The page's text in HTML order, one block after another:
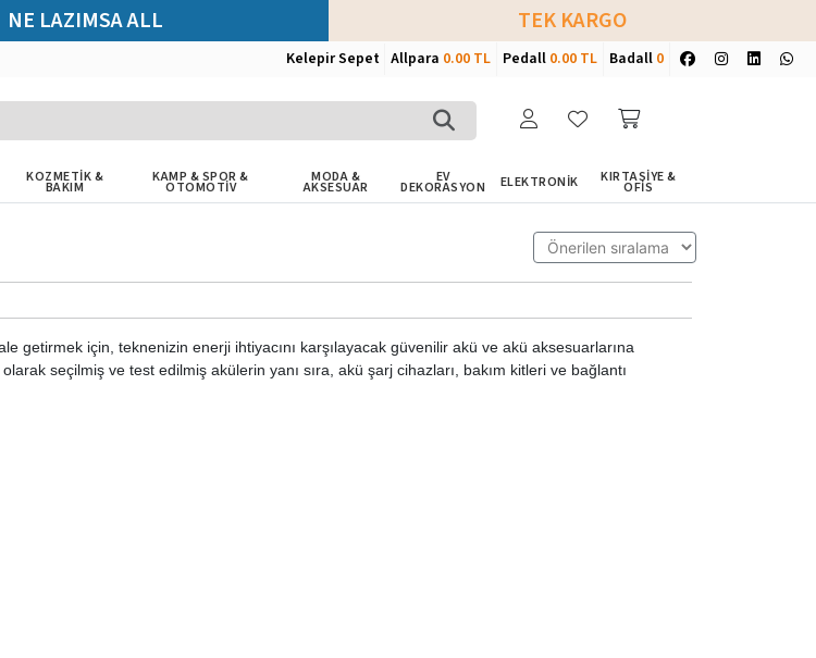
NE LAZIMSA ALL TEK KARGO
Kelepir Sepet Allpara 0.00 TL Pedall 0.00 TL Badall 0
KOZMETİK &
BAKIM
KAMP & SPOR &
OTOMOTİV
MODA &
AKSESUAR
EV
DEKORASYON ELEKTRONİK KIRTASİYE &
OFİS
getirmek için, teknenizin enerji ihtiyacını karşılayacak güvenilir akü ve akü aksesuarlarına
seçilmiş ve test edilmiş akülerin yanı sıra, akü şarj cihazları, bakım kitleri ve bağlantı